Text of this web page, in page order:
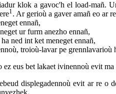
klok a gavoc'h el load-mañ.
1. Ar gerioù a gaver amañ eo ar
ennañ,
ur furm anezho ennañ,
ned int ket meneget ennañ,
troioù-lavar pe grennlavarioù
eus bet lakaet ivinennoù evit
displegadennoù evit ar re